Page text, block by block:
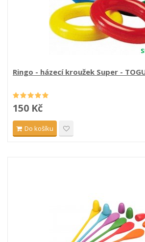
Ringo - házecí kroužek Super -
150 Kč
Do košíku